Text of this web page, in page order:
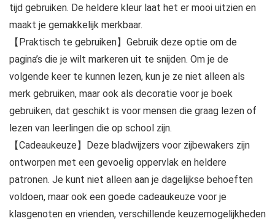
tijd gebruiken. De heldere kleur laat het er mooi uitzien en
maakt je gemakkelijk merkbaar.
【Praktisch te gebruiken】Gebruik deze optie om de
pagina’s die je wilt markeren uit te snijden. Om je de
volgende keer te kunnen lezen, kun je ze niet alleen als
merk gebruiken, maar ook als decoratie voor je boek
gebruiken, dat geschikt is voor mensen die graag lezen of
lezen van leerlingen die op school zijn.
【Cadeaukeuze】Deze bladwijzers voor zijbewakers zijn
ontworpen met een gevoelig oppervlak en heldere
patronen. Je kunt niet alleen aan je dagelijkse behoeften
voldoen, maar ook een goede cadeaukeuze voor je
klasgenoten en vrienden, verschillende keuzemogelijkheden